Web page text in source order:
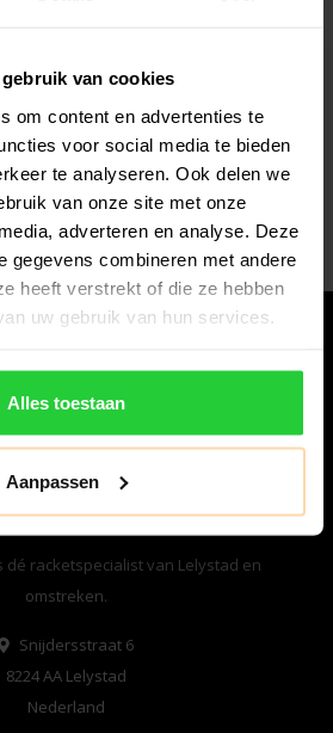
van cookies
om content en advertenties te
voor social media te bieden
te analyseren. Ook delen we
van onze site met onze
adverteren en analyse. Deze
gegevens combineren met andere
heeft verstrekt of die ze hebben
uw gebruik van hun services.
Alles toestaan
Aanpassen
je op onze nieuwsbrief
alle acties die wij je aanbieden!
Abonneer
dé racketspecialist van Lelystad en
omstreken.
Snijdersstraat 6
8224 AA Lelystad
Nederland